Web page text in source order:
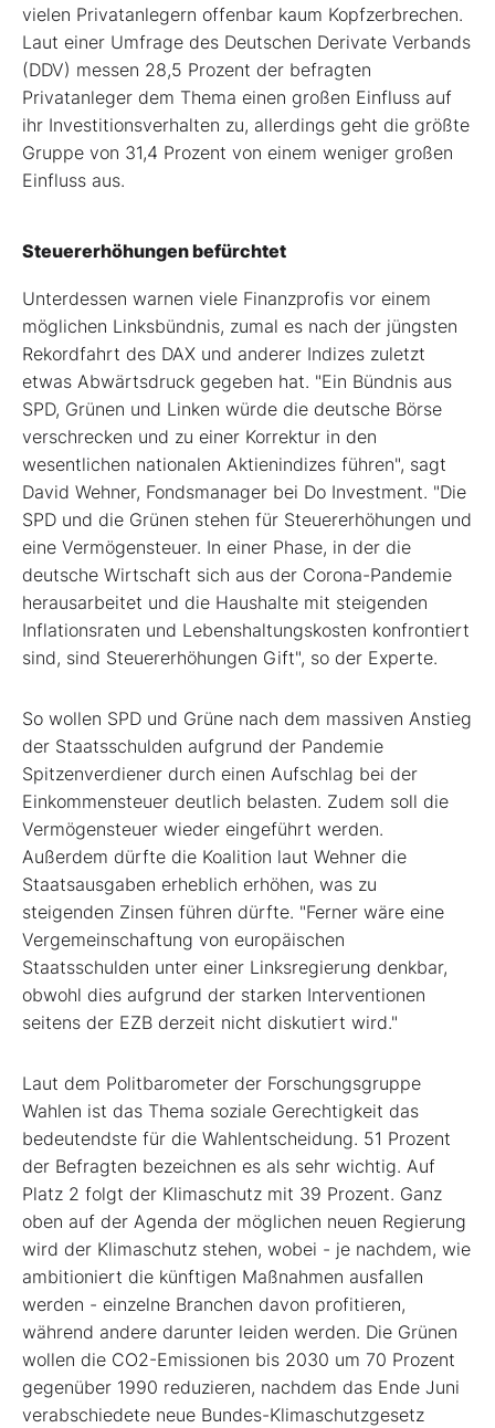
vielen Privatanlegern offenbar kaum Kopfzerbrechen.
Laut einer Umfrage des Deutschen Derivate Verbands
(DDV) messen 28,5 Prozent der befragten
Privatanleger dem Thema einen großen Einfluss auf
ihr Investitionsverhalten zu, allerdings geht die größte
Gruppe von 31,4 Prozent von einem weniger großen
Einfluss aus.
Steuererhöhungen befürchtet
Unterdessen warnen viele Finanzprofis vor einem
möglichen Linksbündnis, zumal es nach der jüngsten
Rekordfahrt des DAX und anderer Indizes zuletzt
etwas Abwärtsdruck gegeben hat. "Ein Bündnis aus
SPD, Grünen und Linken würde die deutsche Börse
verschrecken und zu einer Korrektur in den
wesentlichen nationalen Aktienindizes führen", sagt
David Wehner, Fondsmanager bei Do Investment. "Die
SPD und die Grünen stehen für Steuererhöhungen und
eine Vermögensteuer. In einer Phase, in der die
deutsche Wirtschaft sich aus der Corona-Pandemie
herausarbeitet und die Haushalte mit steigenden
Inflationsraten und Lebenshaltungskosten konfrontiert
sind, sind Steuererhöhungen Gift", so der Experte.
So wollen SPD und Grüne nach dem massiven Anstieg
der Staatsschulden aufgrund der Pandemie
Spitzenverdiener durch einen Aufschlag bei der
Einkommensteuer deutlich belasten. Zudem soll die
Vermögensteuer wieder eingeführt werden.
Außerdem dürfte die Koalition laut Wehner die
Staatsausgaben erheblich erhöhen, was zu
steigenden Zinsen führen dürfte. "Ferner wäre eine
Vergemeinschaftung von europäischen
Staatsschulden unter einer Linksregierung denkbar,
obwohl dies aufgrund der starken Interventionen
seitens der EZB derzeit nicht diskutiert wird."
Laut dem Politbarometer der Forschungsgruppe
Wahlen ist das Thema soziale Gerechtigkeit das
bedeutendste für die Wahlentscheidung. 51 Prozent
der Befragten bezeichnen es als sehr wichtig. Auf
Platz 2 folgt der Klimaschutz mit 39 Prozent. Ganz
oben auf der Agenda der möglichen neuen Regierung
wird der Klimaschutz stehen, wobei - je nachdem, wie
ambitioniert die künftigen Maßnahmen ausfallen
werden - einzelne Branchen davon profitieren,
während andere darunter leiden werden. Die Grünen
wollen die CO2-Emissionen bis 2030 um 70 Prozent
gegenüber 1990 reduzieren, nachdem das Ende Juni
verabschiedete neue Bundes-Klimaschutzgesetz